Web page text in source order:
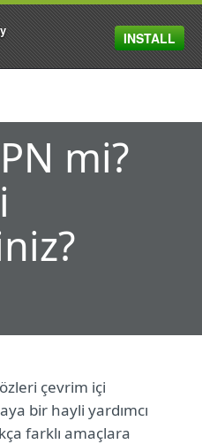
MENU
mi?
çevrim içi
bir hayli yardımcı
farklı amaçlara
INSTALL